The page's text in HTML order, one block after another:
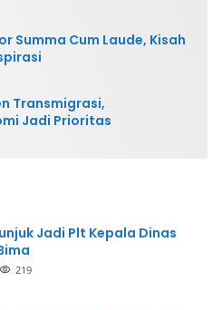
Summa Cum Laude, Kisah
Transmigrasi,
Jadi Prioritas
Jadi Plt Kepala Dinas
219